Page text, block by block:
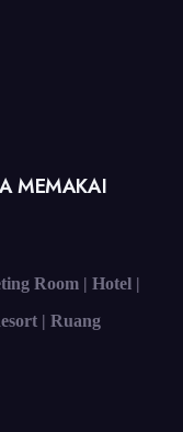
MEMAKAI
Room | Hotel |
| Ruang